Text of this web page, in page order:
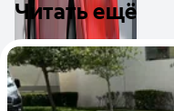
Читать ещё